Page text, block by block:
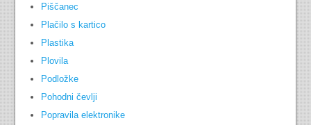
Piščanec
Plačilo s kartico
Plastika
Plovila
Podložke
Pohodni čevlji
Popravila elektronike